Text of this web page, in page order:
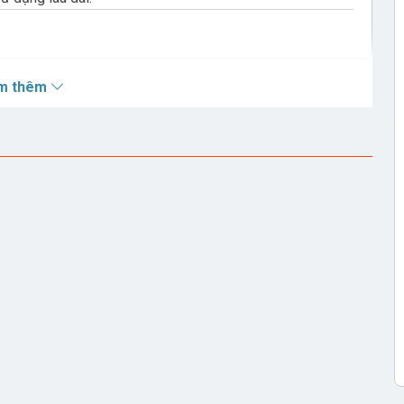
sắc trung thực.
– giảm ánh sáng xanh, bảo vệ mắt.
thêm